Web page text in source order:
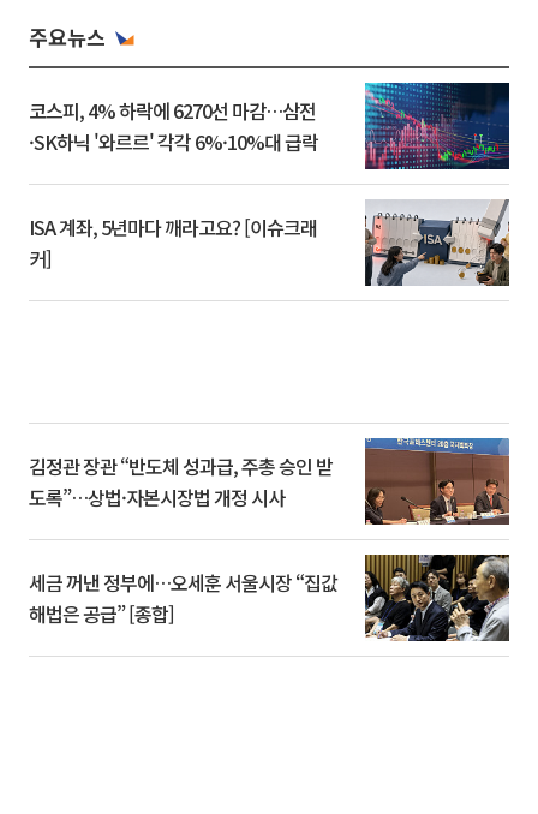
주요뉴스
코스피, 4% 하락에 6270선 마감…삼전
·SK하닉 '와르르' 각각 6%·10%대 급락
ISA 계좌, 5년마다 깨라고요? [이슈크래
커]
김정관 장관 “반도체 성과급, 주총 승인 받
도록”…상법·자본시장법 개정 시사
세금 꺼낸 정부에…오세훈 서울시장 “집값
해법은 공급” [종합]